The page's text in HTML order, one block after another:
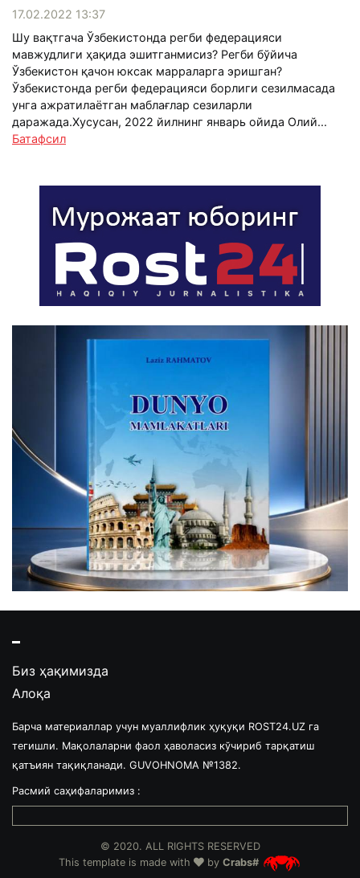
17.02.2022 13:37
Шу вақтгача Ўзбекистонда регби федерацияси
мавжудлиги ҳақида эшитганмисиз? Регби бўйича
Ўзбекистон қачон юксак марраларга эришган?
Ўзбекистонда регби федерацияси борлиги сезилмасада
унга ажратилаётган маблағлар сезиларли
даражада.Хусусан, 2022 йилнинг январь ойида Олий...
Батафсил
Биз ҳақимизда
Алоқа
Барча материаллар учун муаллифлик ҳуқуқи ROST24.UZ га
тегишли. Мақолаларни фаол ҳаволасиз кўчириб тарқатиш
қатъиян тақиқланади. GUVOHNOMA №1382.
Расмий саҳифаларимиз :
© 2020. ALL RIGHTS RESERVED
This template is made with
by Crabs#